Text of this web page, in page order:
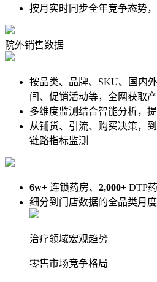
按月实时同步全年竞争态势
院外销售数据
按品类、品牌、SKU、国内
间、促销活动等，全网获取
多维度监测结合智能分析，
从铺货、引流、购买决策，
链路指标监测
6w+ 连锁药房、 2,000+ DTP
细分到门店数据的全品类月
治疗领域宏观趋势
零售市场竞争格局